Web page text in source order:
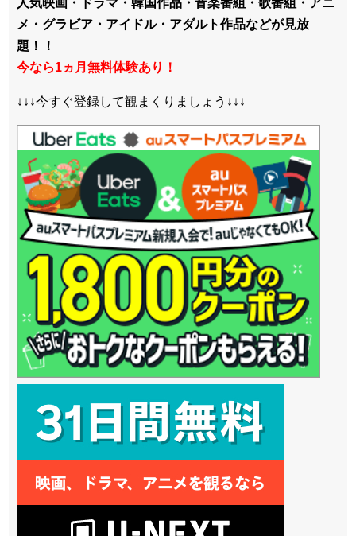
メ・グラビア・アイドル・アダルト作品などが見放
題！！
今なら1ヵ月無料体験あり！
↓↓↓今すぐ登録して観まくりましょう↓↓↓